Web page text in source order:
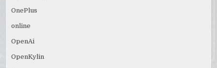
OnePlus
online
OpenAi
OpenKylin